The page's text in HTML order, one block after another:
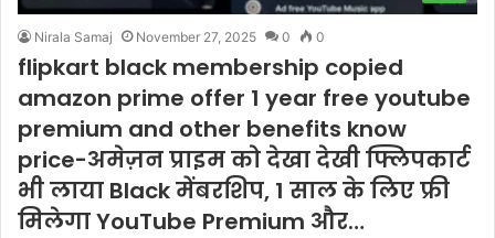
Nirala Samaj November 27, 2025 0 0
flipkart black membership copied
amazon prime offer 1 year free youtube
premium and other benefits know
price-अमेज़न प्राइम को देखा देखी फ्लिपकार्ट
भी लाया Black मेंबरशिप, 1 साल के लिए फ्री
मिलेगा YouTube Premium और…